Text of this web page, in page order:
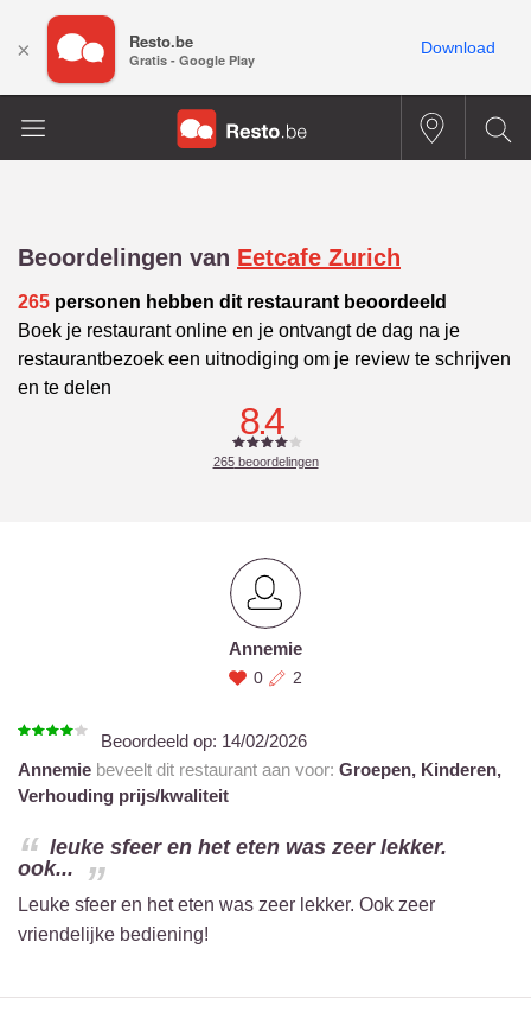
Beoordelingen van Eetcafe Zurich
265 personen hebben dit restaurant beoordeeld
Boek je restaurant online en je ontvangt de dag na je
restaurantbezoek een uitnodiging om je review te schrijven
en te delen
8.4
265beoordelingen
Annemie
0 2
Beoordeeld op: 14/02/2026
Annemie beveelt dit restaurant aan voor: Groepen, Kinderen,
Verhouding prijs/kwaliteit
leuke sfeer en het eten was zeer lekker.
ook...
Leuke sfeer en het eten was zeer lekker. Ook zeer
vriendelijke bediening!
× Resto.be
Gratis - Google Play
Download